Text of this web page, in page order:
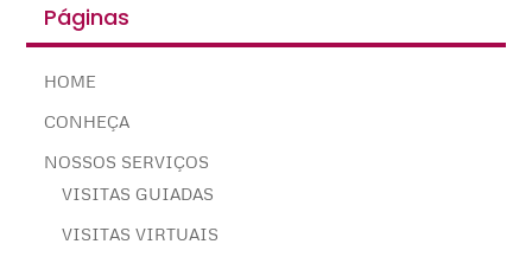
Páginas
HOME
CONHEÇA
NOSSOS SERVIÇOS
VISITAS GUIADAS
VISITAS VIRTUAIS